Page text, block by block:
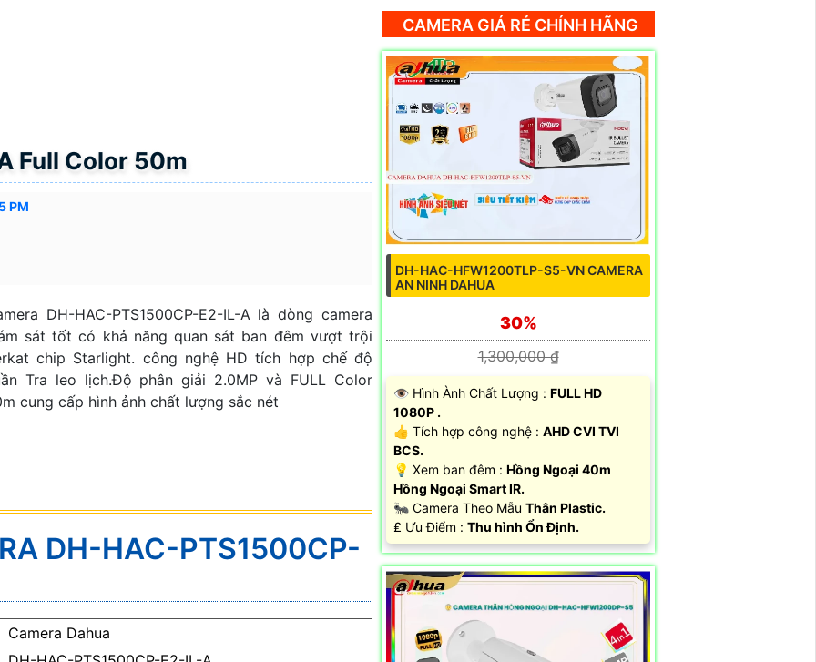
Full Color 50m
PM
DH-HAC-PTS1500CP-E2-IL-A là dòng camera
sát tốt có khả năng quan sát ban đêm vượt trội
chip Starlight. công nghệ HD tích hợp chế độ
Tra leo lịch.Độ phân giải 2.0MP và FULL Color
cung cấp hình ảnh chất lượng sắc nét
DH-HAC-PTS1500CP-
Camera Dahua
CAMERA GIÁ RẺ CHÍNH HÃNG
DH-HAC-HFW1200TLP-S5-VN CAMERA
AN NINH DAHUA
30%
1,300,000 ₫
👁 Hình Ành Chất Lượng : FULL HD
1080P .
👍 Tích hợp công nghệ : AHD CVI TVI
BCS.
💡 Xem ban đêm : Hồng Ngoại 40m
Hồng Ngoại Smart IR.
🐜 Camera Theo Mẫu Thân Plastic.
️₤ Ưu Điểm : Thu hình Ổn Định.